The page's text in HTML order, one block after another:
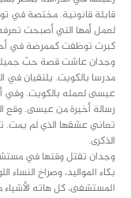
قابلة قانونية. مختصة في
لعمل أمها التي أصبحت
كبرت توظفت كممرضة في
وجدان عاشت قصة حبّ
مدرسا بالكويت. يلتقيان
عيسى لعمله بالكويت. وفي
رسالة أخيرة من عيسى. وقع
تعاني عشقها الذي لم يمت.
الذكرى.
وجدان تقتل وقتها في
بكاء المواليد، وصراخ
المستشفى، كل هاته الأشياء